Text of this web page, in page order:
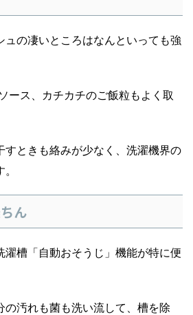
ュの凄いところはなんといっても強
ース、カチカチのご飯粒もよく取
すときも絡みが少なく、洗濯機界の
ん
濯槽「自動おそうじ」機能が特に便
の汚れも菌も洗い流して、槽を除